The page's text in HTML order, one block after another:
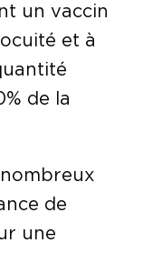
un vaccin
et à
de la
de
une